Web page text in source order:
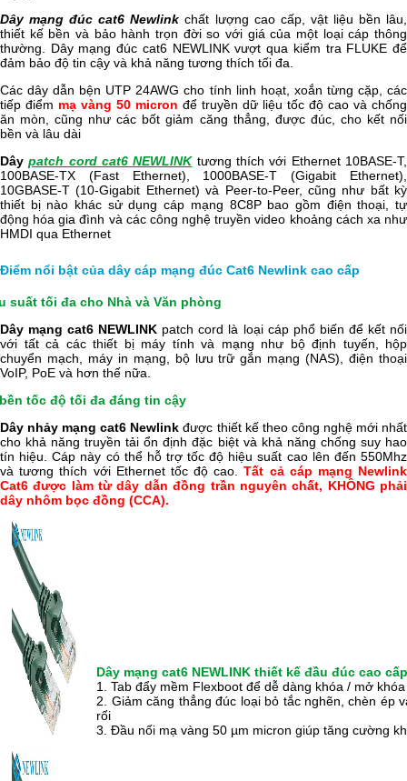
Dây mạng đúc cat6 Newlink chất lượng cao cấp, vật liệu bền lâu,
thiết kế bền và bảo hành trọn đời so với giá của một loại cáp thông
thường. Dây mạng đúc cat6 NEWLINK vượt qua kiểm tra FLUKE để
đảm bảo độ tin cậy và khả năng tương thích tối đa.
Các dây dẫn bện UTP 24AWG cho tính linh hoạt, xoắn từng cặp, các
tiếp điểm mạ vàng 50 micron để truyền dữ liệu tốc độ cao và chống
ăn mòn, cũng như các bốt giảm căng thẳng, được đúc, cho kết nối
bền và lâu dài
Dâypatch cord cat6 NEWLINKtương thích với Ethernet 10BASE-T,
100BASE-TX (Fast Ethernet), 1000BASE-T (Gigabit Ethernet),
10GBASE-T (10-Gigabit Ethernet) và Peer-to-Peer, cũng như bất kỳ
thiết bị nào khác sử dụng cáp mạng 8C8P bao gồm điện thoại, tự
động hóa gia đình và các công nghệ truyền video khoảng cách xa như
HMDI qua Ethernet
Điểm nổi bật của dây cáp mạng đúc Cat6 Newlink cao cấp
suất tối đa cho Nhà và Văn phòng
Dây mạng cat6 NEWLINK patch cord là loại cáp phổ biến để kết nối
với tất cả các thiết bị máy tính và mạng như bộ định tuyến, hộp
chuyển mạch, máy in mạng, bộ lưu trữ gắn mạng (NAS), điện thoại
VoIP, PoE và hơn thế nữa.
tốc độ tối đa đáng tin cậy
Dây nhảy mạng cat6 Newlink được thiết kế theo công nghệ mới nhất
cho khả năng truyền tải ổn định đặc biệt và khả năng chống suy hao
tín hiệu. Cáp này có thể hỗ trợ tốc độ hiệu suất cao lên đến 550Mhz
và tương thích với Ethernet tốc độ cao.Tất cả cáp mạng Newlink
Cat6 được làm từ dây dẫn đồng trần nguyên chất, KHÔNG phải
dây nhôm bọc đồng (CCA).
Dây mạng cat6 NEWLINK thiết kế đầu đúc cao
1. Tab đẩy mềm Flexboot để dễ dàng khóa / mở
2. Giảm căng thẳng đúc loại bỏ tắc nghẽn, chèn ép
rối
3. Đầu nối mạ vàng 50 µm micron giúp tăng cường